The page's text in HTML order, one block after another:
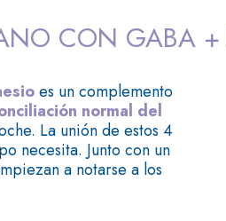
CON GABA
es un complemento
normal del
La unión de estos 4
necesita. Junto con un
a notarse a los